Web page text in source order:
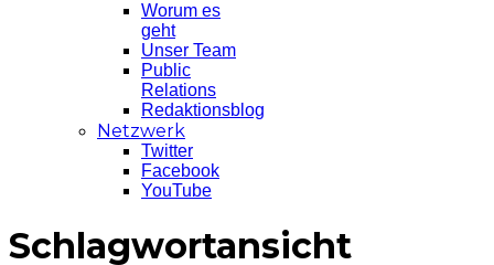
Worum es
geht
Unser Team
Public
Relations
Redaktionsblog
Netzwerk
Twitter
Facebook
YouTube
Schlagwortansicht